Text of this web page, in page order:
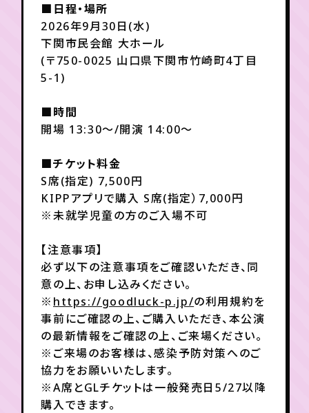
チケット
TICKET FC NEWS
月会員制ファンクラブ
■日程・場所
2026年9月30日(水)
下関市民会館 大ホール
(〒750-0025 山口県下関市竹崎町4丁目
5-1)
■時間
開場 13:30～/開演 14:00～
■チケット料金
S席(指定) 7,500円
KIPPアプリで購入 S席(指定）7,000円
※未就学児童の方のご入場不可
【注意事項】
必ず以下の注意事項をご確認いただき、同
意の上、お申し込みください。
※ https://goodluck-p.jp/の利用規約を
事前にご確認の上、ご購入いただき、本公演
の最新情報をご確認の上、ご来場ください。
※ご来場のお客様は、感染予防対策へのご
協力をお願いいたします。
※A席とGLチケットは一般発売日5/27以降
購入できます。